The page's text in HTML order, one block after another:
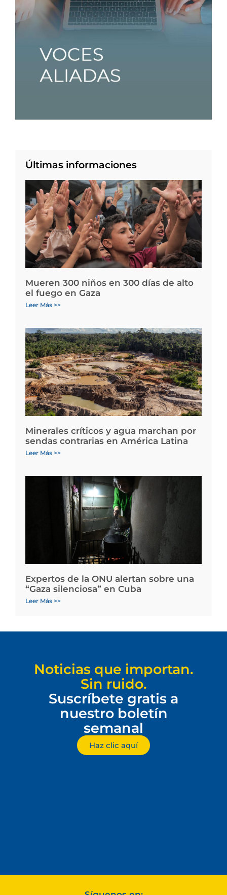
Últimas informaciones
Mueren 300 niños en 300 días de alto
el fuego en Gaza
Leer Más >>
Minerales críticos y agua marchan por
sendas contrarias en América Latina
Leer Más >>
Expertos de la ONU alertan sobre una
“Gaza silenciosa” en Cuba
Leer Más >>
Noticias que importan.
Sin ruido.
Suscríbete gratis a
nuestro boletín
semanal
Haz clic aquí